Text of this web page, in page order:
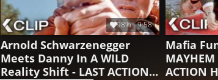
98% 9:58
Arnold Schwarzenegger
Meets Danny In A WILD
Reality Shift - LAST ACTION
Mafia
ACTION